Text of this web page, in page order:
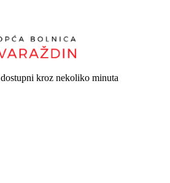
kroz nekoliko minuta